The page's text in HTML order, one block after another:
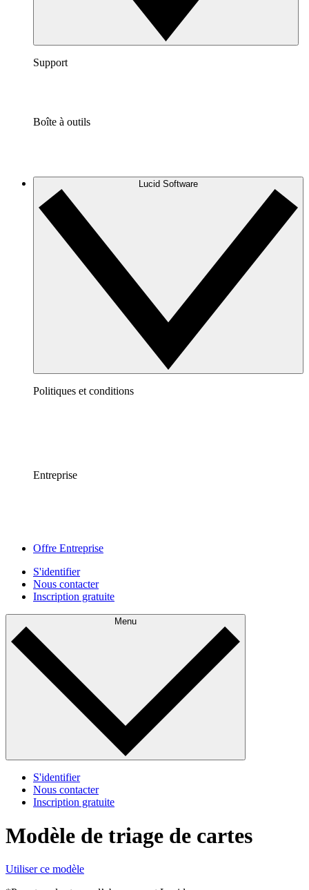
Support
Boîte à outils
Lucid Software
Politiques et conditions
Entreprise
Offre Entreprise
S'identifier
Nous contacter
Inscription gratuite
Menu
S'identifier
Nous contacter
Inscription gratuite
Modèle de triage de cartes
Utiliser ce modèle